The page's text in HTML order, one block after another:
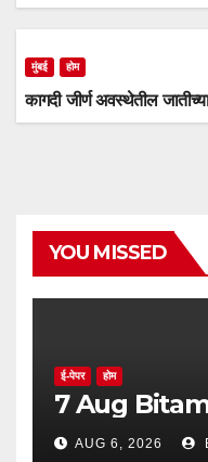
मुंबई होम
कागदी जीर्ण अवस्थेतील
YOU MISSED
ई-पेपर होम
7 Aug
AUG 6, 2026